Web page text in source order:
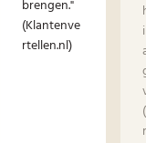
brengen."
(Klantenve
rtellen.nl)